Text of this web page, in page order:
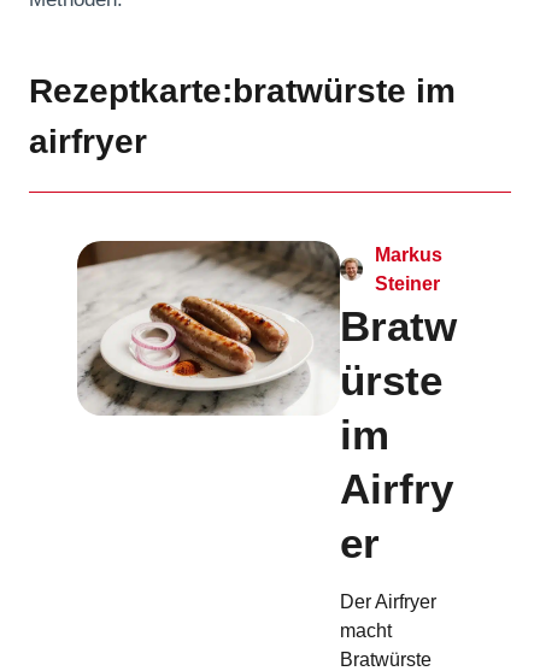
Rezeptkarte:bratwürste im
airfryer
Markus
Steiner
Bratw
ürste
im
Airfry
er
Der Airfryer
macht
Bratwürste